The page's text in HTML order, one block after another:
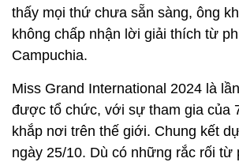
thấy mọi thứ chưa sẵn sàng, ông
không chấp nhận lời giải thích từ
Campuchia.
Miss Grand International 2024 là
được tổ chức, với sự tham gia của
khắp nơi trên thế giới. Chung kết
ngày 25/10. Dù có những rắc rối từ